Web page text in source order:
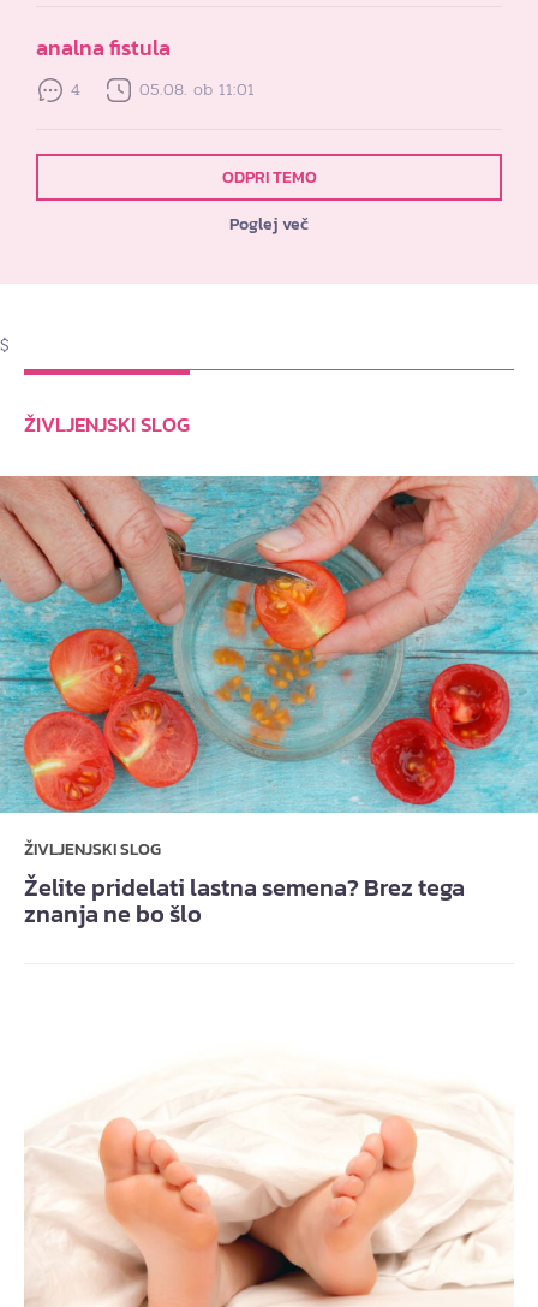
analna fistula
4 05.08. ob 11:01
ODPRI TEMO
Poglej več
$
ŽIVLJENJSKI SLOG
ŽIVLJENJSKI SLOG
Želite pridelati lastna semena? Brez tega
znanja ne bo šlo